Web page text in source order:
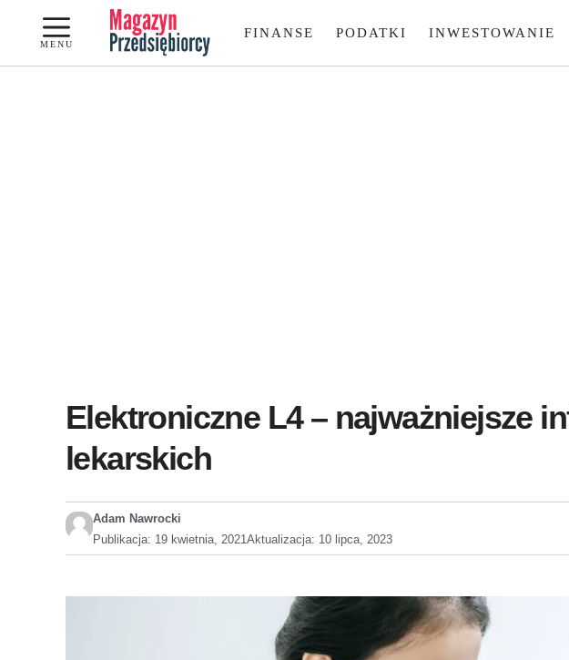
Przejdź
treści
MENU
FINANSE PODATKI INWESTOWANIE
Elektroniczne L4 – najważniejsze
lekarskich
Adam Nawrocki
Publikacja: 19 kwietnia, 2021Aktualizacja: 10 lipca, 2023